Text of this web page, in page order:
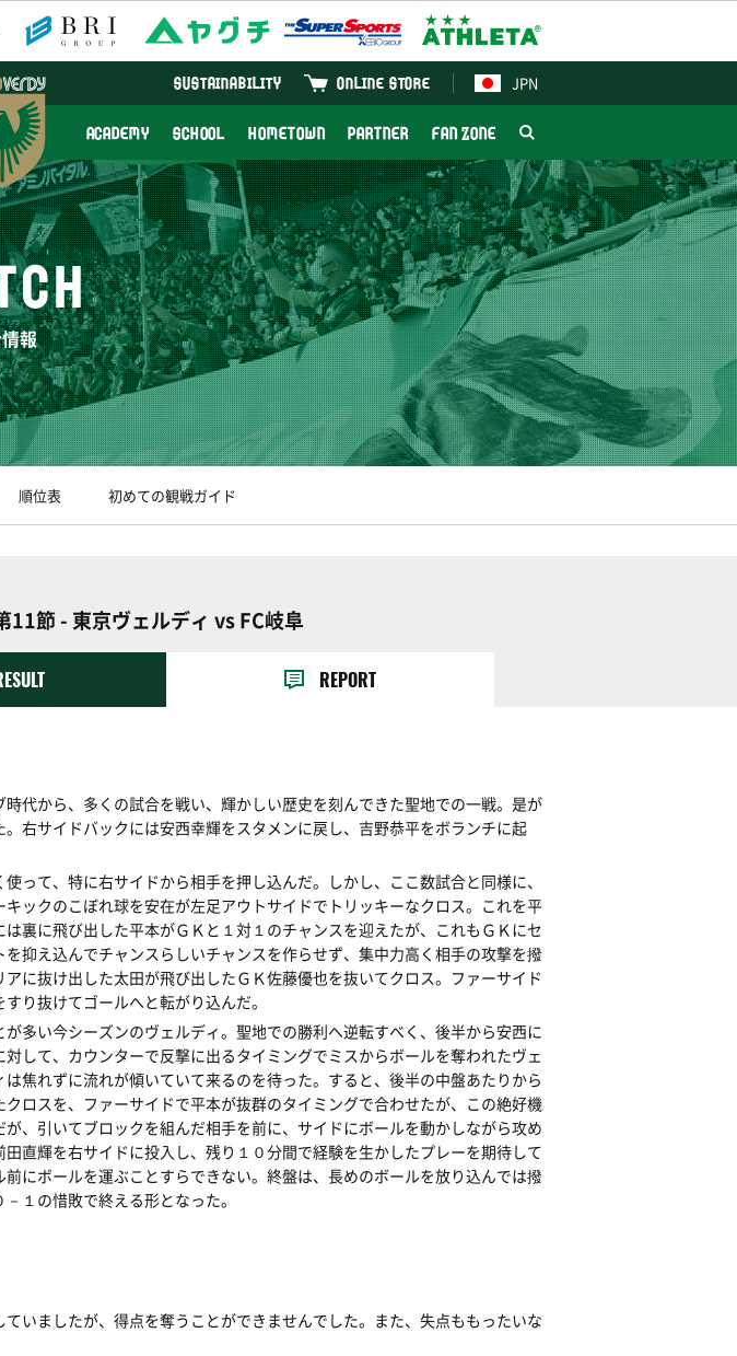
JPN
ONLINE STORE
SUSTAINABILITY
ACADEMY SCHOOL HOMETOWN PARTNER FAN ZONE
報
順位表 初めての観戦ガイド
11節 - 東京ヴェルディ vs FC岐阜
REPORT
代から、多くの試合を戦い、輝かしい歴史を刻んできた聖地での一戦。是が
右サイドバックには安西幸輝をスタメンに戻し、吉野恭平をボランチに起
って、特に右サイドから相手を押し込んだ。しかし、ここ数試合と同様に、
ックのこぼれ球を安在が左足アウトサイドでトリッキーなクロス。これを平
裏に飛び出した平本がＧＫと１対１のチャンスを迎えたが、これもＧＫにセ
抑え込んでチャンスらしいチャンスを作らせず、集中力高く相手の攻撃を撥
に抜け出した太田が飛び出したＧＫ佐藤優也を抜いてクロス。ファーサイド
り抜けてゴールへと転がり込んだ。
多い今シーズンのヴェルディ。聖地での勝利へ逆転すべく、後半から安西に
して、カウンターで反撃に出るタイミングでミスからボールを奪われたヴェ
焦れずに流れが傾いていて来るのを待った。すると、後半の中盤あたりから
ロスを、ファーサイドで平本が抜群のタイミングで合わせたが、この絶好機
、引いてブロックを組んだ相手を前に、サイドにボールを動かしながら攻め
直輝を右サイドに投入し、残り１０分間で経験を生かしたプレーを期待して
にボールを運ぶことすらできない。終盤は、長めのボールを放り込んでは撥
１の惜敗で終える形となった。
いましたが、得点を奪うことができませんでした。また、失点ももったいな